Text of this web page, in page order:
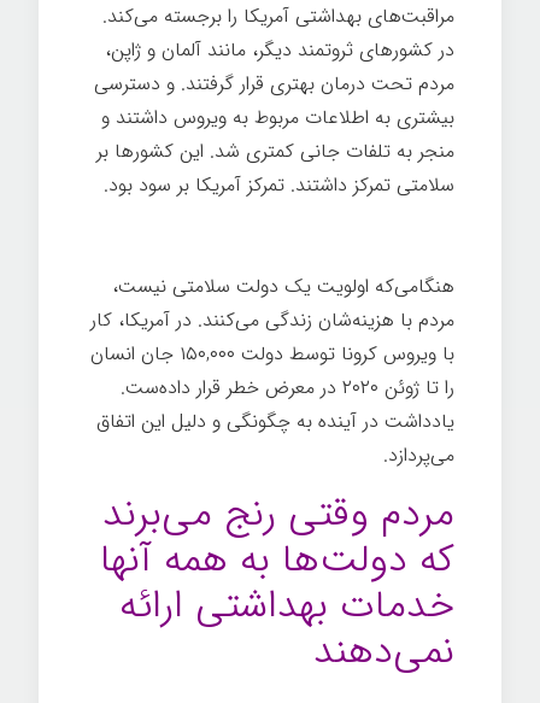
مراقبت‌های بهداشتی آمریکا را برجسته می‌کند.
در کشورهای ثروتمند دیگر، مانند آلمان و ژاپن،
مردم تحت درمان بهتری قرار گرفتند. و دسترسی
بیشتری به اطلاعات مربوط به ویروس داشتند و
منجر به تلفات جانی کمتری شد. این کشورها بر
سلامتی تمرکز داشتند. تمرکز آمریکا بر سود بود.
هنگامی‌که اولویت یک دولت سلامتی نیست،
مردم با هزینه‌شان زندگی می‌کنند. در آمریکا، کار
با ویروس کرونا توسط دولت ۱۵۰,۰۰۰ جان انسان
را تا ژوئن ۲۰۲۰ در معرض خطر قرار داده‌ست.
یادداشت در آینده به چگونگی و دلیل این اتفاق
می‌پردازد.
مردم وقتی رنج می‌برند
که دولت‌ها به همه آنها
خدمات بهداشتی ارائه
نمی‌دهند